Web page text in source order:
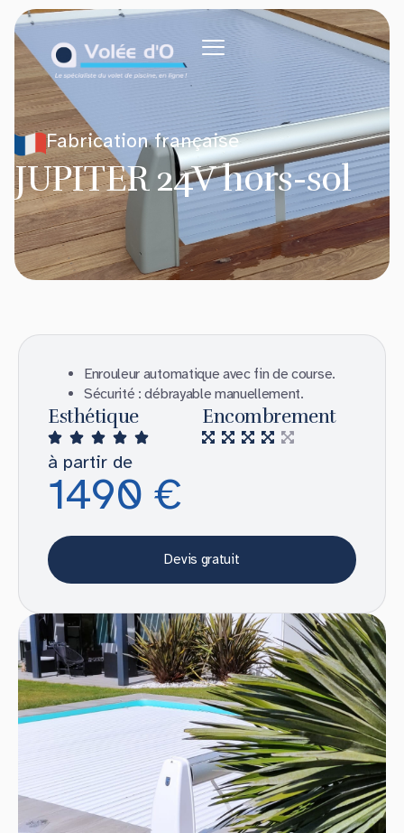
Fabrication française
JUPITER 24V hors-sol
Enrouleur automatique avec fin de course.
Sécurité : débrayable manuellement.
Esthétique Encombrement
à partir de
1490 €
Devis gratuit